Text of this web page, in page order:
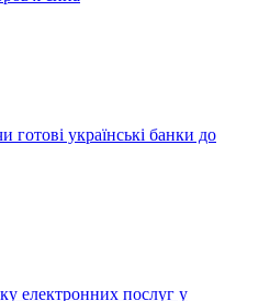
готові українські банки до
електронних послуг у